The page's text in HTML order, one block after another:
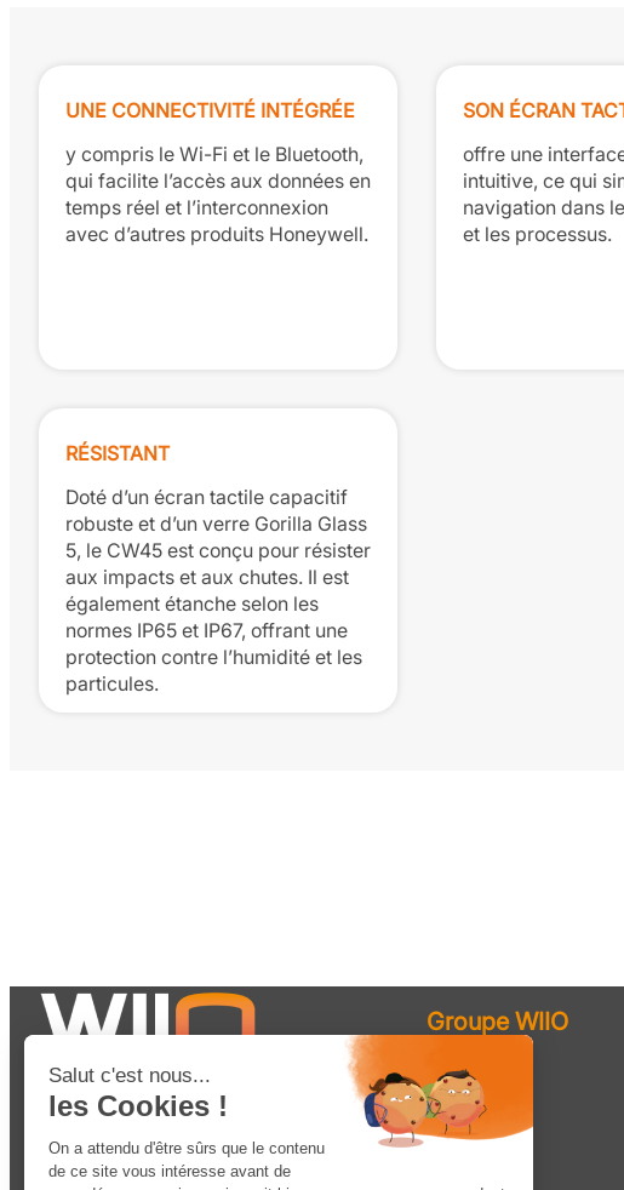
UNE CONNECTIVITÉ INTÉGRÉE
y compris le Wi-Fi et le Bluetooth,
qui facilite l’accès aux données en
temps réel et l’interconnexion
avec d’autres produits Honeywell.
SON ÉCRAN
offre une
intuitive, ce qui
navigation dans
et les processus.
RÉSISTANT
Doté d’un écran tactile capacitif
robuste et d’un verre Gorilla Glass
5, le CW45 est conçu pour résister
aux impacts et aux chutes. Il est
également étanche selon les
normes IP65 et IP67, offrant une
protection contre l’humidité et les
particules.
Groupe WIIO
Robotique
Solutions